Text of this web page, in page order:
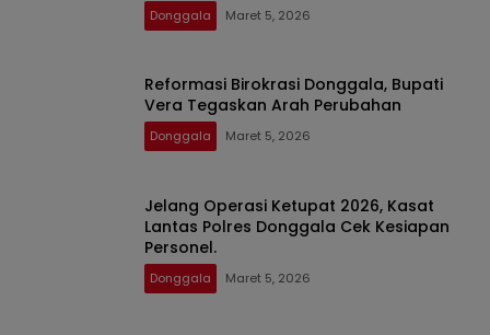
Donggala Maret 5, 2026
Reformasi Birokrasi Donggala, Bupati
Vera Tegaskan Arah Perubahan
Donggala Maret 5, 2026
Jelang Operasi Ketupat 2026, Kasat
Lantas Polres Donggala Cek Kesiapan
Personel. ​
Donggala Maret 5, 2026